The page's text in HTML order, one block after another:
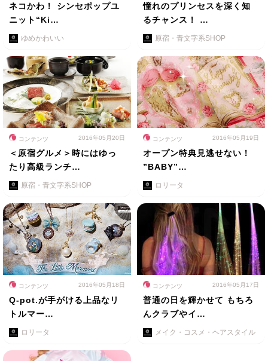
ネコかわ！ シンセポップユ
ニット“Ki…
ゆめかわいい
憧れのプリンセスを深く知
るチャンス！ …
原宿・青文字系SHOP
コンテンツ 2016年05月20日
＜原宿グルメ＞時にはゆっ
たり高級ランチ…
原宿・青文字系SHOP
コンテンツ 2016年05月19日
オープン特典見逃せない！
”BABY”…
ロリータ
コンテンツ 2016年05月18日
Q-pot.が手がける上品なリ
トルマー…
ロリータ
コンテンツ 2016年05月17日
普通の日を輝かせて もちろ
んクラブやイ…
メイク・コスメ・ヘアスタイル